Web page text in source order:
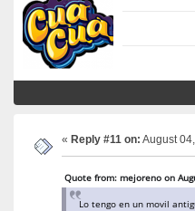
« Reply #11 on: August
Quote from: mejoreno on
Lo tengo en un movil